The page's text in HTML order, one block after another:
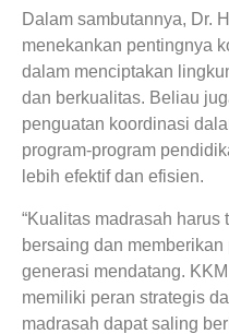
Dalam sambutannya, Dr.
menekankan pentingnya
dalam menciptakan
dan berkualitas. Beliau
penguatan koordinasi
program-program
lebih efektif dan efisien.
“Kualitas madrasah harus
bersaing dan
generasi mendatang.
memiliki peran strategis
madrasah dapat saling